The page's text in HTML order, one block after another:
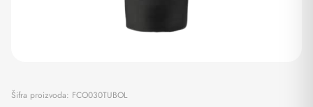
Šifra proizvoda: FCO030TUBOL